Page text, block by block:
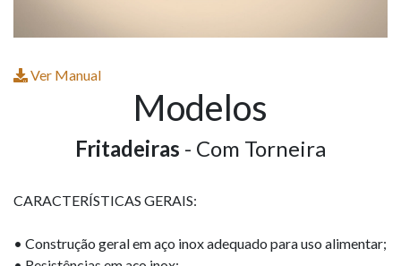
Ver Manual
Modelos
Fritadeiras - Com Torneira
CARACTERÍSTICAS GERAIS:
• Construção geral em aço inox adequado para uso alimentar;